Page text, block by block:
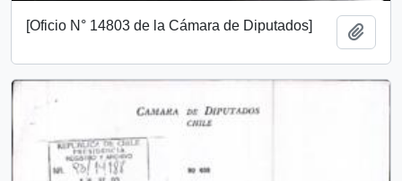
[Oficio N° 14803 de la Cámara de Diputados]